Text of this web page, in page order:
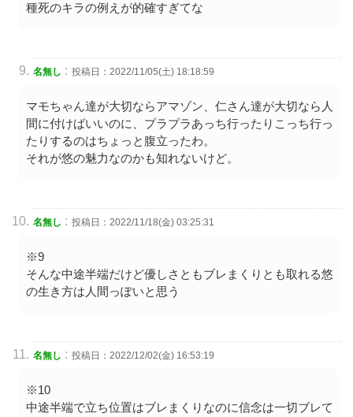
種死のキラの例えが的確すぎてな
名無し : 投稿日：2022/11/05(土) 18:18:59
マモちゃん達が大切ならアマゾン、仁さん達が大切なら人
間に付けばいいのに、プラプラあっち行ったりこっち行っ
たりするのはちょっと腹立ったわ。
それが悠の魅力なのかも知れないけど。
名無し : 投稿日：2022/11/18(金) 03:25:31
※9
そんな中途半端だけど優しさともブレまくりとも取れる悠
の生き方は人間っぽいと思う
名無し : 投稿日：2022/12/02(金) 16:53:19
※10
中途半端で立ち位置はブレまくりなのに信念は一切ブレて